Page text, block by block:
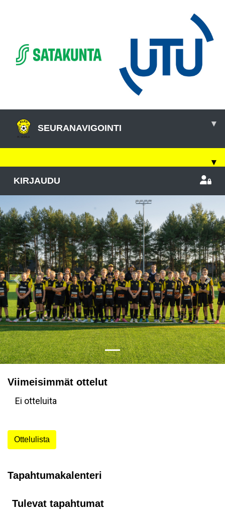
SEURANAVIGOINTI ▾
▾
KIRJAUDU
Previous
Viimeisimmät ottelut
Ei otteluita
Ottelulista
Tapahtumakalenteri
Tulevat tapahtumat